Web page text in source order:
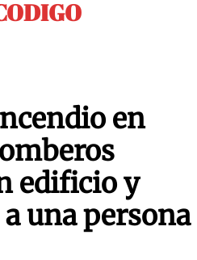
en
edificio y
una persona